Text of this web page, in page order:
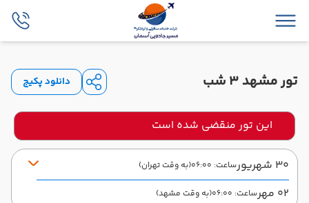
تور مشهد 3 شب دانلود پکیج
این تور منقضی شده است
30 شهریور ساعت: 06:00 (به وقت تهران)
02 مهر ساعت: 06:00 (به وقت مشهد)